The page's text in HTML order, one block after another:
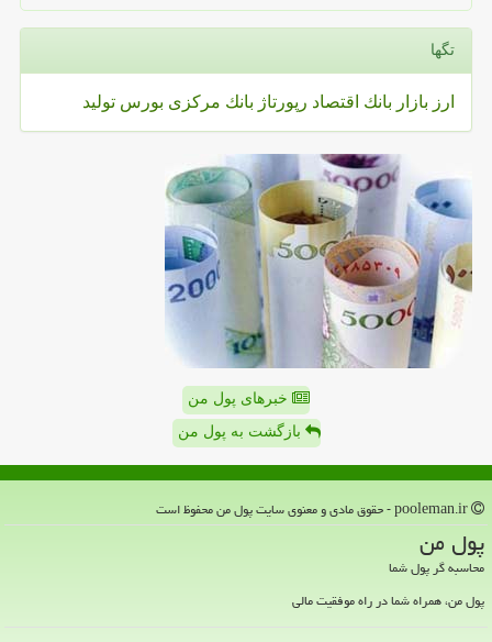
تگها
ارز بازار بانك اقتصاد رپورتاژ بانك مركزی بورس تولید
خبرهای پول من
بازگشت به پول من
پول من
محاسبه گر پول شما
پول من، همراه شما در راه موفقیت مالی